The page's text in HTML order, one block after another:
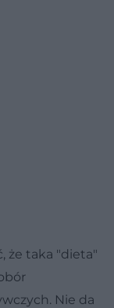
że taka "dieta"
Nie da